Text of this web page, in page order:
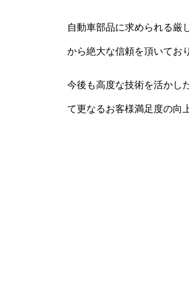
自動車部品に求められる厳
から絶大な信頼を頂いてお
今後も高度な技術を活かし
て更なるお客様満足度の向